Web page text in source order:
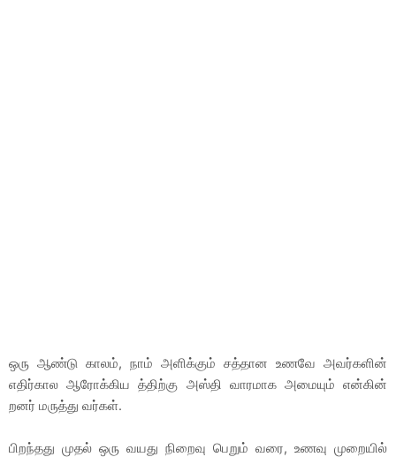
ஒரு ஆண்டு காலம், நாம் அளிக்கும் சத்தான உணவே அவர்களின்
எதிர்கால ஆரோக்கிய த்திற்கு அஸ்தி வாரமாக அமையும் என்கின்
றனர் மருத்து வர்கள்.
பிறந்தது முதல் ஒரு வயது நிறைவு பெறும் வரை, உணவு முறையில்